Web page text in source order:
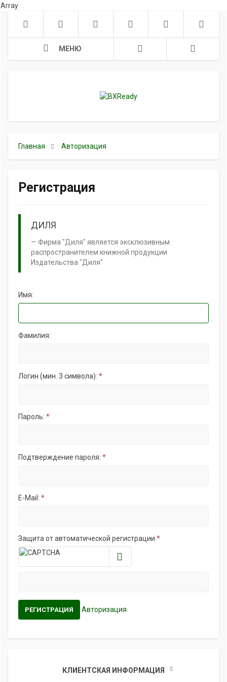
Array
МЕНЮ
Главная Авторизация
Регистрация
ДИЛЯ
Фирма "Диля" является эксклюзивным
распространителем книжной продукции
Издательства "Диля"
Имя:
Фамилия:
Логин (мин. 3 символа): *
Пароль: *
Подтверждение пароля: *
E-Mail: *
Защита от автоматической регистрации *
Авторизация
КЛИЕНТСКАЯ ИНФОРМАЦИЯ